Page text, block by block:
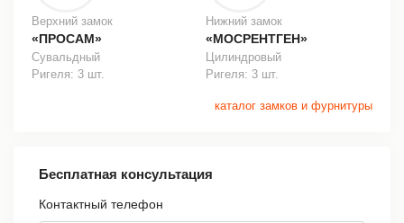
Верхний замок
«ПРОСАМ»
Сувальдный
Ригеля: 3 шт.
Нижний замок
«МОСРЕНТГЕН»
Цилиндровый
Ригеля: 3 шт.
каталог замков и фурнитуры
Бесплатная консультация
Контактный телефон